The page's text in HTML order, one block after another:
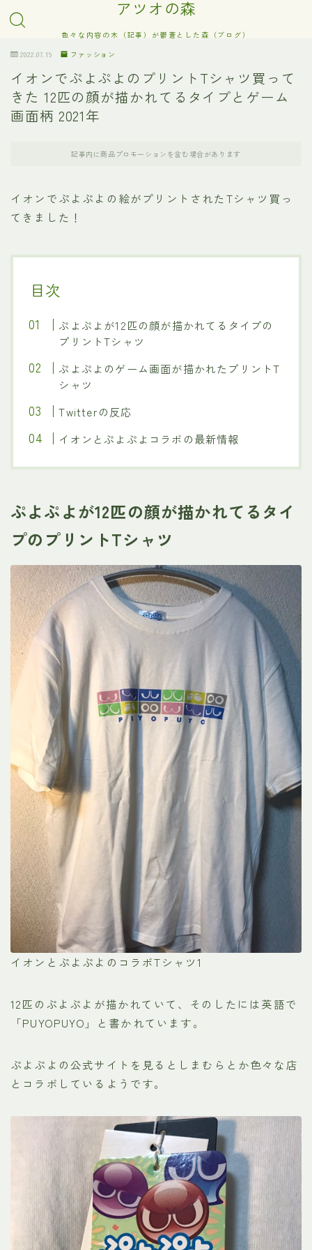
アツオの森
色々な内容の木（記事）が鬱蒼とした森（ブログ）
2022.07.19
ファッション
イオンでぷよぷよのプリントTシャツ買って
きた 12匹の顔が描かれてるタイプとゲーム
画面柄 2021年
記事内に商品プロモーションを含む場合があります
イオンでぷよぷよの絵がプリントされたTシャツ買っ
てきました！
目次
ぷよぷよが12匹の顔が描かれてるタイプの
プリントTシャツ
ぷよぷよのゲーム画面が描かれたプリントT
シャツ
Twitterの反応
イオンとぷよぷよコラボの最新情報
ぷよぷよが12匹の顔が描かれてるタイ
プのプリントTシャツ
イオンとぷよぷよのコラボTシャツ1
12匹のぷよぷよが描かれていて、そのしたには英語で
「PUYOPUYO」と書かれています。
ぷよぷよの公式サイトを見るとしまむらとか色々な店
とコラボしているようです。